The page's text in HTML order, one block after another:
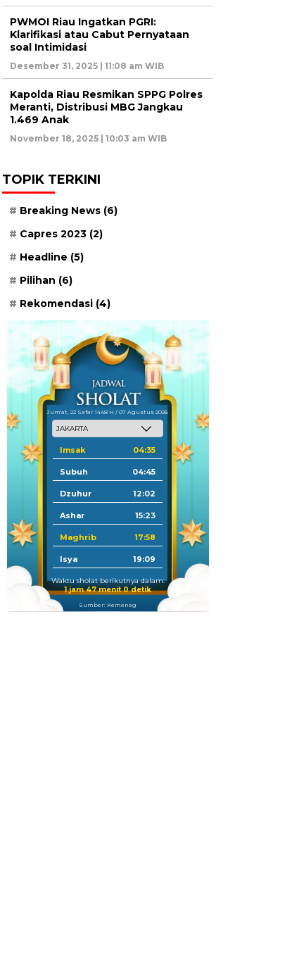
PWMOI Riau Ingatkan PGRI:
Klarifikasi atau Cabut Pernyataan
soal Intimidasi
Desember 31, 2025 | 11:08 am WIB
Kapolda Riau Resmikan SPPG Polres
Meranti, Distribusi MBG Jangkau
1.469 Anak
November 18, 2025 | 10:03 am WIB
TOPIK TERKINI
Breaking News (6)
Capres 2023 (2)
Headline (5)
Pilihan (6)
Rekomendasi (4)
Jum'at, 22 Safar 1448 H / 07 Agustus 2026
Imsak 04:35
Subuh 04:45
Dzuhur 12:02
Ashar 15:23
Maghrib 17:58
Isya 19:09
Waktu sholat berikutnya dalam:
1 jam 46 menit 59 detik
Sumber: Kemenag